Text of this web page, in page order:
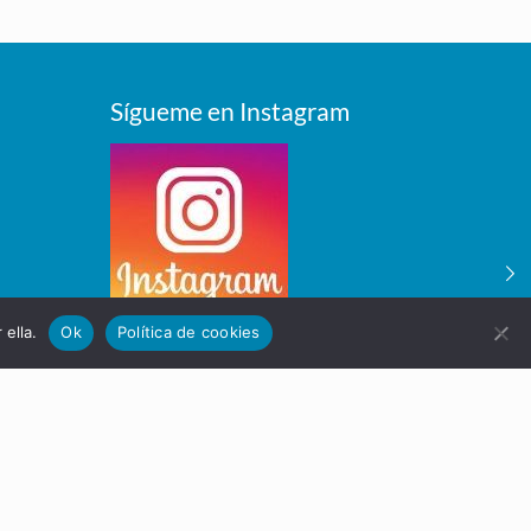
Sígueme en Instagram
ella. Ok Política de cookies